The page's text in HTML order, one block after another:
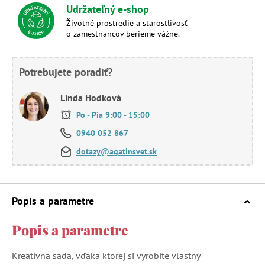
Udržateľný e-shop
Životné prostredie a starostlivosť
o zamestnancov berieme vážne.
Potrebujete poradiť?
Linda Hodková
Po - Pia 9:00 - 15:00
0940 052 867
dotazy@agatinsvet.sk
Popis a parametre
Popis a parametre
Kreatívna sada, vďaka ktorej si vyrobíte vlastný